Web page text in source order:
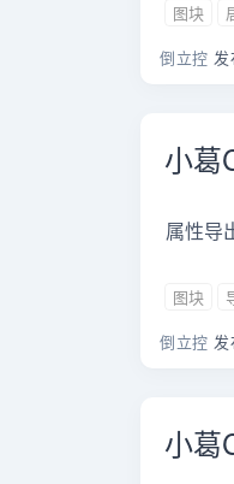
图块
倒立控
小葛
属性导
图块
倒立控
小葛